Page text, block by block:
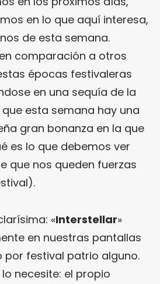
en lo que aquí interesa,
de esta semana.
comparación a otros
épocas festivaleras
en una sequía de la
esta semana hay una
gran bonanza en la que
es lo que debemos ver
que nos queden fuerzas
«Interstellar»
en nuestras pantallas
por festival patrio alguno.
necesite: el propio